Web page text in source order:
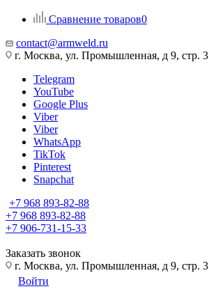
Сравнение товаров0
contact@armweld.ru
г. Москва, ул. Промышленная, д 9, стр. 3
Telegram
YouTube
Google Plus
Viber
Viber
WhatsApp
TikTok
Pinterest
Snapchat
+7 968 893-82-88
+7 968 893-82-88
+7 906-731-15-33
Заказать звонок
г. Москва, ул. Промышленная, д 9, стр. 3
Войти